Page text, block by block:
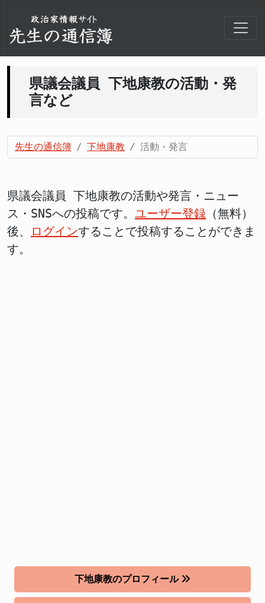
県議会議員 下地康教の活動・発
言など
先生の通信簿 下地康教 活動・発言
県議会議員 下地康教の活動や発言・ニュー
ス・SNSへの投稿です。 ユーザー登録 （無料）
後、
ログインすることで投稿することができま
す。
下地康教のプロフィール